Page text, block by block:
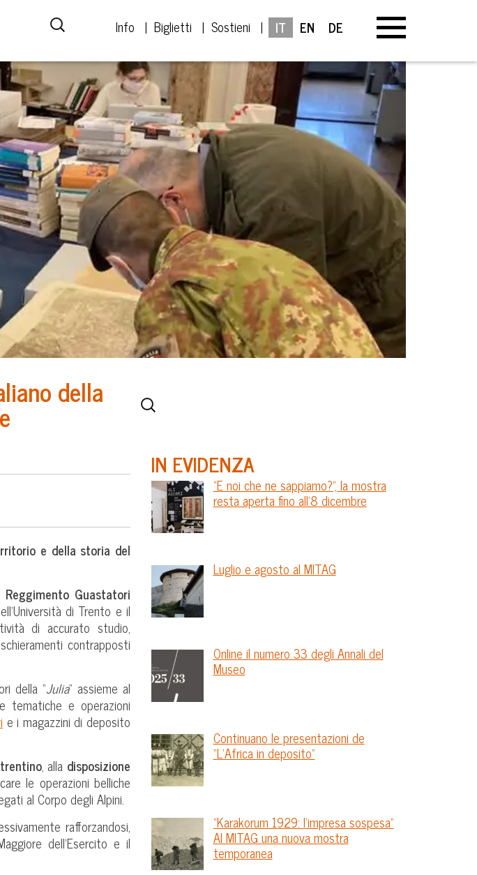
Info Biglietti Sostieni IT EN DE
della
e della storia del
Guastatori
di Trento e il
di accurato studio,
contrapposti
della “Julia” assieme al
tematiche e operazioni
e i magazzini di deposito
, alla disposizione
le operazioni belliche
al Corpo degli Alpini.
rafforzandosi,
dell’Esercito e il
IN EVIDENZA
“E noi che ne sappiamo?”, la mostra
resta aperta fino all’8 dicembre
Luglio e agosto al MITAG
Online il numero 33 degli Annali del
Museo
Continuano le presentazioni de
“L’Africa in deposito”
“Karakorum 1929: l’impresa sospesa”
Al MITAG una nuova mostra
temporanea